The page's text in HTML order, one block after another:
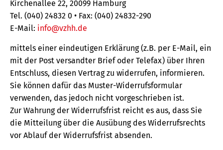
Kirchenallee 22, 20099 Hamburg
Tel. (040) 24832 0 • Fax: (040) 24832-290
E-Mail: info@vzhh.de
mittels einer eindeutigen Erklärung (z.B. per E-Mail, ein
mit der Post versandter Brief oder Telefax) über Ihren
Entschluss, diesen Vertrag zu widerrufen, informieren.
Sie können dafür das Muster-Widerrufsformular
verwenden, das jedoch nicht vorgeschrieben ist.
Zur Wahrung der Widerrufsfrist reicht es aus, dass Sie
die Mitteilung über die Ausübung des Widerrufsrechts
vor Ablauf der Widerrufsfrist absenden.